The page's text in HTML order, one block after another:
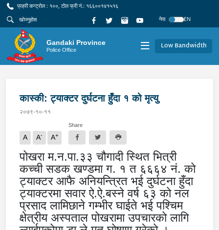
प्रहरी कन्ट्रोल : १००, टोल फ्री नं.: १६६००१४१५१६
नेपा
EN
Gandaki Province
Police Office Low Bandwidth
कास्की: ट्याक्टर दुर्घटना हुँदा १ को मृत्यु
२०७९-१०-११
A A- A+
Share
पोखरा म.न.पा.३३ चौगादी स्थित भित्री
कच्ची सडक खण्डमा ग. १ त ६६६४ नं. को
ट्याक्टर आफै अनियन्त्रित भई दुर्घटना हुँदा
ट्याक्टरमा सवार ऐ.ऐ.बस्ने वर्ष ६३ को नल
प्रसाद लामिछाने गम्भीर घाईते भई पश्चिम
क्षेत्रीय अस्पताल पोखरामा उपचारको लागि